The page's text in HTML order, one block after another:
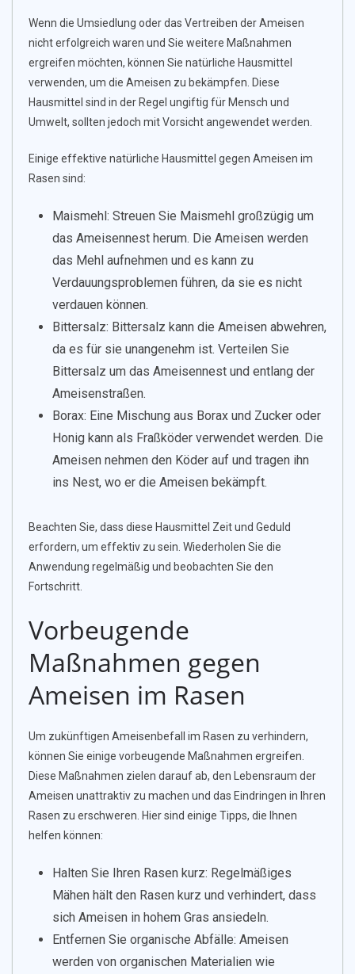
Wenn die Umsiedlung oder das Vertreiben der Ameisen
nicht erfolgreich waren und Sie weitere Maßnahmen
ergreifen möchten, können Sie natürliche Hausmittel
verwenden, um die Ameisen zu bekämpfen. Diese
Hausmittel sind in der Regel ungiftig für Mensch und
Umwelt, sollten jedoch mit Vorsicht angewendet werden.
Einige effektive natürliche Hausmittel gegen Ameisen im
Rasen sind:
Maismehl: Streuen Sie Maismehl großzügig um
das Ameisennest herum. Die Ameisen werden
das Mehl aufnehmen und es kann zu
Verdauungsproblemen führen, da sie es nicht
verdauen können.
Bittersalz: Bittersalz kann die Ameisen abwehren,
da es für sie unangenehm ist. Verteilen Sie
Bittersalz um das Ameisennest und entlang der
Ameisenstraßen.
Borax: Eine Mischung aus Borax und Zucker oder
Honig kann als Fraßköder verwendet werden. Die
Ameisen nehmen den Köder auf und tragen ihn
ins Nest, wo er die Ameisen bekämpft.
Beachten Sie, dass diese Hausmittel Zeit und Geduld
erfordern, um effektiv zu sein. Wiederholen Sie die
Anwendung regelmäßig und beobachten Sie den
Fortschritt.
Vorbeugende
Maßnahmen gegen
Ameisen im Rasen
Um zukünftigen Ameisenbefall im Rasen zu verhindern,
können Sie einige vorbeugende Maßnahmen ergreifen.
Diese Maßnahmen zielen darauf ab, den Lebensraum der
Ameisen unattraktiv zu machen und das Eindringen in Ihren
Rasen zu erschweren. Hier sind einige Tipps, die Ihnen
helfen können:
Halten Sie Ihren Rasen kurz: Regelmäßiges
Mähen hält den Rasen kurz und verhindert, dass
sich Ameisen in hohem Gras ansiedeln.
Entfernen Sie organische Abfälle: Ameisen
werden von organischen Materialien wie